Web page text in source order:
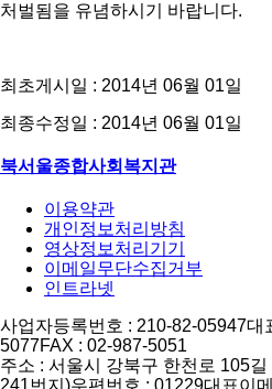
처벌됨을 유념하시기 바랍니다.
최초게시일 : 2014년 06월 01일
최종수정일 : 2014년 06월 01일
북서울종합사회복지관
이용약관
개인정보처리방침
영상정보처리기기
이메일무단수집거부
인트라넷
사업자등록번호 : 210-82-05947대
5077FAX : 02-987-5051
주소 : 서울시 강북구 한천로 105